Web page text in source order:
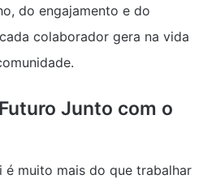
do engajamento e do
colaborador gera na vida
Junto com o
é muito mais do que trabalhar